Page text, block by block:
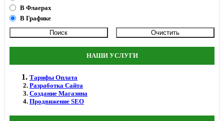
В Флаерах
В Графике
НАШИ УСЛУГИ
Тарифы Оплата
Разработка Сайта
Создание Магазина
Продвижение SEO